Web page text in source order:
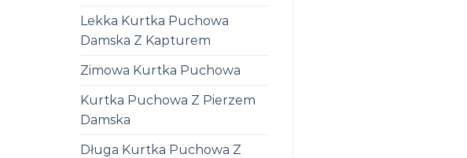
Lekka Kurtka Puchowa
Damska Z Kapturem
Zimowa Kurtka Puchowa
Kurtka Puchowa Z Pierzem
Damska
Długa Kurtka Puchowa Z